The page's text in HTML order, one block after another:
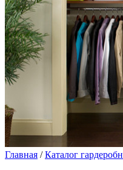
Главная /Каталог